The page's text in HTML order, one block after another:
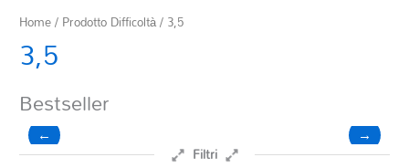
Home/ Prodotto Difficoltà / 3,5
3,5
Bestseller
← →
Filtri